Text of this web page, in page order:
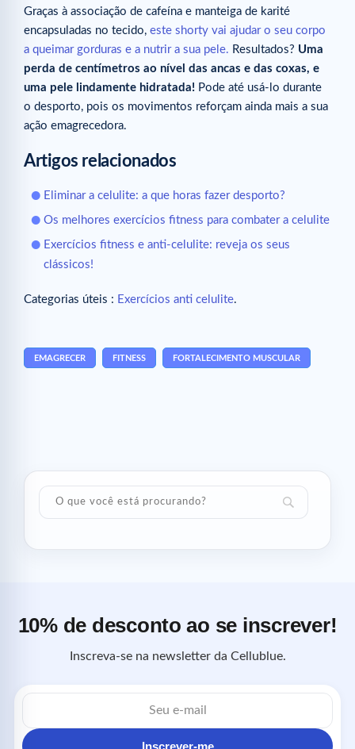
Graças à associação de cafeína e manteiga de karité
encapsuladas no tecido, este shorty vai ajudar o seu corpo
a queimar gorduras e a nutrir a sua pele. Resultados? Uma
perda de centímetros ao nível das ancas e das coxas, e
uma pele lindamente hidratada! Pode até usá-lo durante
o desporto, pois os movimentos reforçam ainda mais a sua
ação emagrecedora.
Artigos relacionados
Eliminar a celulite: a que horas fazer desporto?
Os melhores exercícios fitness para combater a celulite
Exercícios fitness e anti-celulite: reveja os seus
clássicos!
Categorias úteis : Exercícios anti celulite.
EMAGRECER FITNESS FORTALECIMENTO MUSCULAR
10% de desconto ao se inscrever!
Inscreva-se na newsletter da Cellublue.
Endereço
de
Inscrever-me